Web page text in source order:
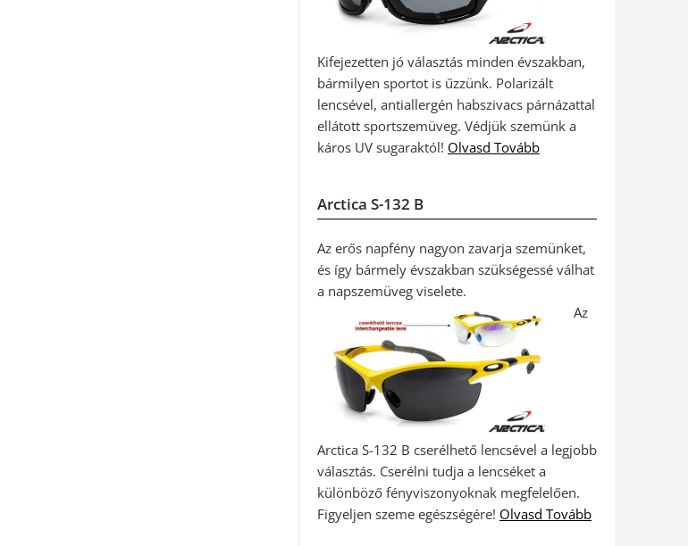
Kifejezetten jó választás minden évszakban,
bármilyen sportot is űzzünk. Polarizált
lencsével, antiallergén habszivacs párnázattal
ellátott sportszemüveg. Védjük szemünk a
káros UV sugaraktól! Olvasd Tovább
Arctica S-132 B
Az erős napfény nagyon zavarja szemünket,
és így bármely évszakban szükségessé válhat
a napszemüveg viselete.
Az
Arctica S-132 B cserélhető lencsével a legjobb
választás. Cserélni tudja a lencséket a
különböző fényviszonyoknak megfelelően.
Figyeljen szeme egészségére! Olvasd Tovább